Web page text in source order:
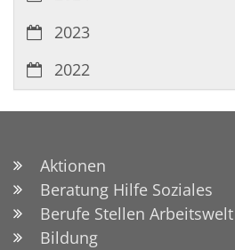
2023
2022
Aktionen
Beratung Hilfe Soziales
Berufe Stellen Arbeitswelt
Bildung